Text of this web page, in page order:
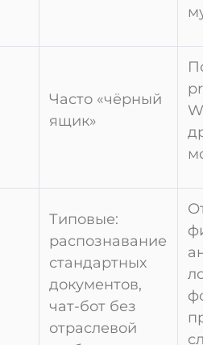
Часто «чёрный
ящик»
Типовые:
распознавание
стандартных
документов,
чат-бот без
отраслевой